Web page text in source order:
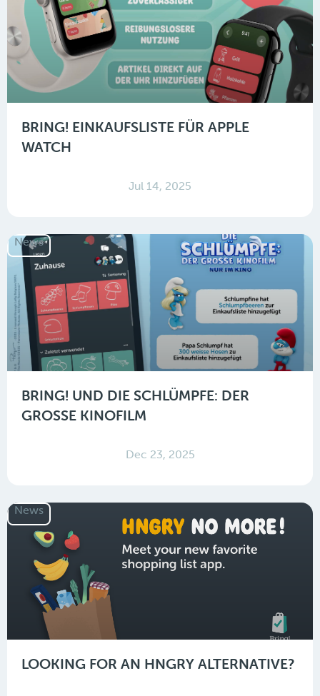
BRING! EINKAUFSLISTE FÜR APPLE
WATCH
Jul 14, 2025
News
BRING! UND DIE SCHLÜMPFE: DER
GROSSE KINOFILM
Dec 23, 2025
News
LOOKING FOR AN HNGRY ALTERNATIVE?